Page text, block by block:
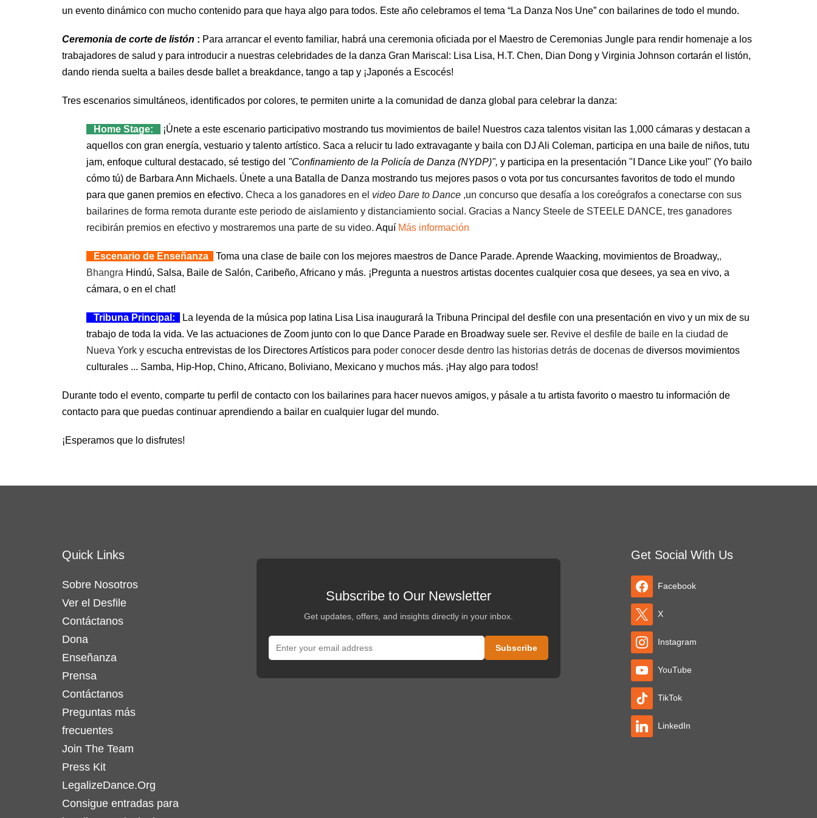
un evento dinámico con mucho contenido para que haya algo para todos. Este año celebramos el tema “La Danza Nos Une” con bailarines de todo el mundo.
Ceremonia de corte de listón : Para arrancar el evento familiar, habrá una ceremonia oficiada por el Maestro de Ceremonias Jungle para rendir homenaje a los
trabajadores de salud y para introducir a nuestras celebridades de la danza Gran Mariscal : Lisa Lisa, H.T. Chen, Dian Dong y Virginia Johnson cortarán el listón,
dando rienda suelta a bailes desde ballet a breakdance, tango a tap y ¡Japonés a Escocés!
Tres escenarios simultáneos, identificados por colores, te permiten unirte a la comunidad de danza global para celebrar la danza:
Home Stage:
¡Únete a este escenario participativo mostrando tus movimientos de baile! Nuestros caza talentos visitan las 1,000 cámaras y destacan a
aquellos con gran energía, vestuario y talento artístico. Saca a relucir tu lado extravagante y baila con DJ Ali Coleman, participa en una baile de niños, tutu
jam, enfoque cultural destacado, sé testigo del "Confinamiento de la Policía de Danza (NYDP)", y participa en la presentación "I Dance Like you!" (Yo bailo
cómo tú) de Barbara Ann Michaels. Únete a una Batalla de Danza mostrando tus mejores pasos o vota por tus concursantes favoritos de todo el mundo
para que ganen premios en efectivo. Checa a los ganadores en el video Dare to Dance ,un concurso que desafía a los coreógrafos a conectarse con sus
bailarines de forma remota durante este periodo de aislamiento y distanciamiento social. Gracias a Nancy Steele de STEELE DANCE, tres ganadores
recibirán premios en efectivo y mostraremos una parte de su video. Aquí Más información
Escenario de Enseñanza Toma una clase de baile con los mejores maestros de Dance Parade. Aprende Waacking, movimientos de Broadway,,
Bhangra Hindú, Salsa, Baile de Salón, Caribeño, Africano y más. ¡Pregunta a nuestros artistas docentes cualquier cosa que desees, ya sea en vivo, a
cámara, o en el chat!
Tribuna Principal:
La leyenda de la música pop latina Lisa Lisa inaugurará la Tribuna Principal del desfile con una presentación en vivo y un mix de su
trabajo de toda la vida. Ve las actuaciones de Zoom junto con lo que Dance Parade en Broadway suele ser. Revive el desfile de baile en la ciudad de
Nueva York y escucha entrevistas de los Directores Artísticos para poder conocer desde dentro las historias detrás de docenas de diversos movimientos
culturales ... Samba, Hip-Hop, Chino, Africano, Boliviano, Mexicano y muchos más. ¡Hay algo para todos!
Durante todo el evento, comparte tu perfil de contacto con los bailarines para hacer nuevos amigos, y pásale a tu artista favorito o maestro tu información de
contacto para que puedas continuar aprendiendo a bailar en cualquier lugar del mundo.
¡Esperamos que lo disfrutes!
Quick Links
Sobre Nosotros
Ver el Desfile
Contáctanos
Dona
Enseñanza
Prensa
Contáctanos
Preguntas más
frecuentes
Join The Team
Press Kit
LegalizeDance.Org
Consigue entradas para
Subscribe to Our Newsletter
Get updates, offers, and insights directly in your inbox.
Get Social With Us
Facebook
X
Instagram
YouTube
TikTok
LinkedIn